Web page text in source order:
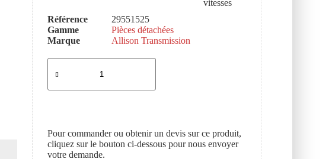
Référence
29551525
Gamme
Pièces détachées
Marque
Allison Transmission
Pour commander ou obtenir un devis sur ce produit,
cliquez sur le bouton ci-dessous pour nous envoyer
votre demande.